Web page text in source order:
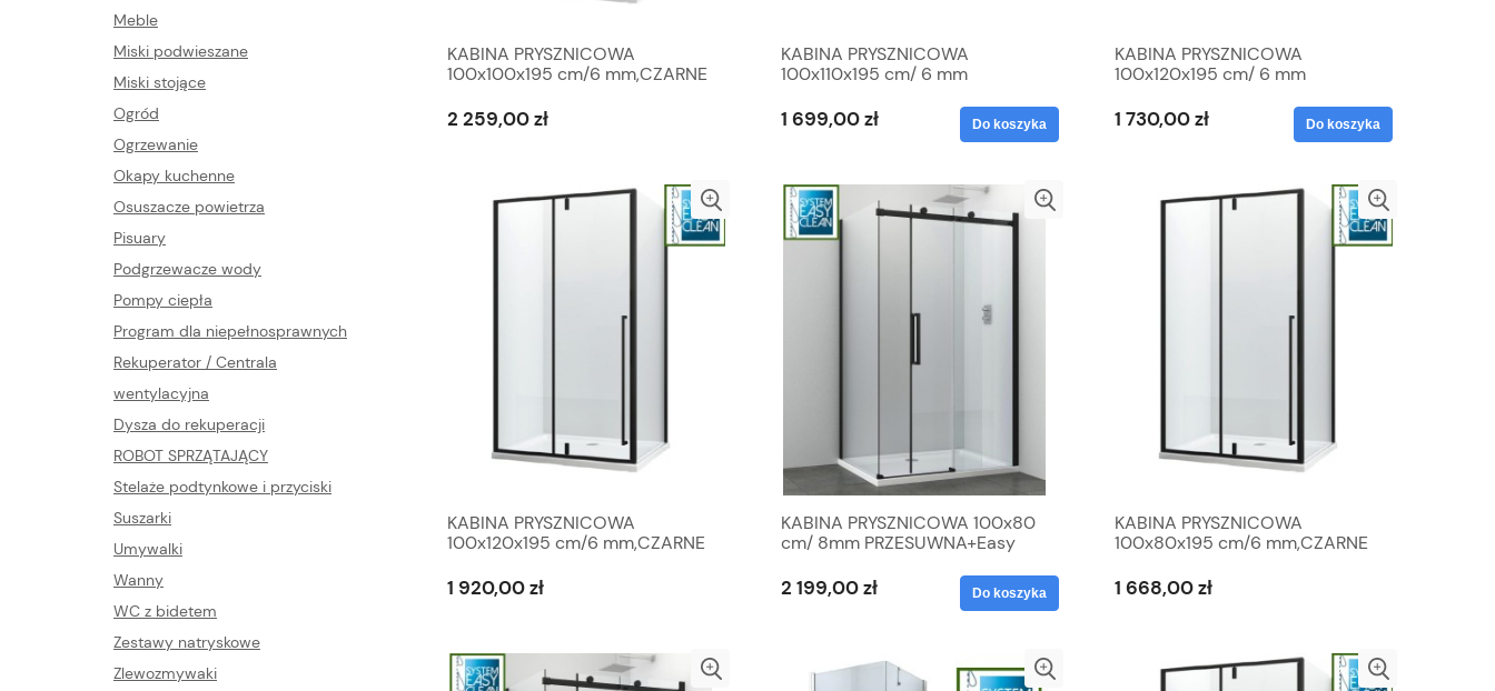
Meble
Miski podwieszane
Miski stojące
Ogród
Ogrzewanie
Okapy kuchenne
Osuszacze powietrza
Pisuary
Podgrzewacze wody
Pompy ciepła
Program dla niepełnosprawnych
Rekuperator / Centrala
wentylacyjna
Dysza do rekuperacji
ROBOT SPRZĄTAJĄCY
Stelaże podtynkowe i przyciski
Suszarki
Umywalki
Wanny
WC z bidetem
Zestawy natryskowe
Zlewozmywaki
KABINA PRYSZNICOWA
100x100x195 cm/6 mm,CZARNE
2 259,00 zł
KABINA PRYSZNICOWA
100x110x195 cm/ 6 mm
1 699,00 zł Do koszyka
KABINA PRYSZNICOWA
100x120x195 cm/ 6 mm
1 730,00 zł Do koszyka
KABINA PRYSZNICOWA
100x120x195 cm/6 mm,CZARNE
1 920,00 zł
KABINA PRYSZNICOWA 100x80
cm/ 8mm PRZESUWNA+Easy
2 199,00 zł Do koszyka
KABINA PRYSZNICOWA
100x80x195 cm/6 mm,CZARNE
1 668,00 zł